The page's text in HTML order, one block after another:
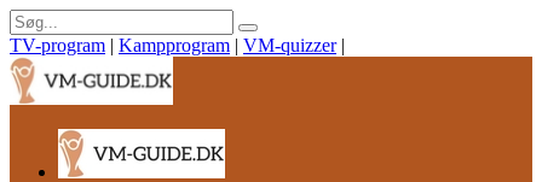
TV-program | Kampprogram | VM-quizzer |